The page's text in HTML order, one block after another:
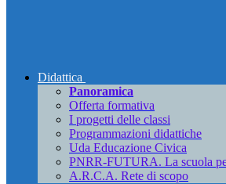
Didattica
Panoramica
Offerta formativa
I progetti delle classi
Programmazioni didattiche
Uda Educazione Civica
PNRR-FUTURA. La scuola
A.R.C.A. Rete di scopo